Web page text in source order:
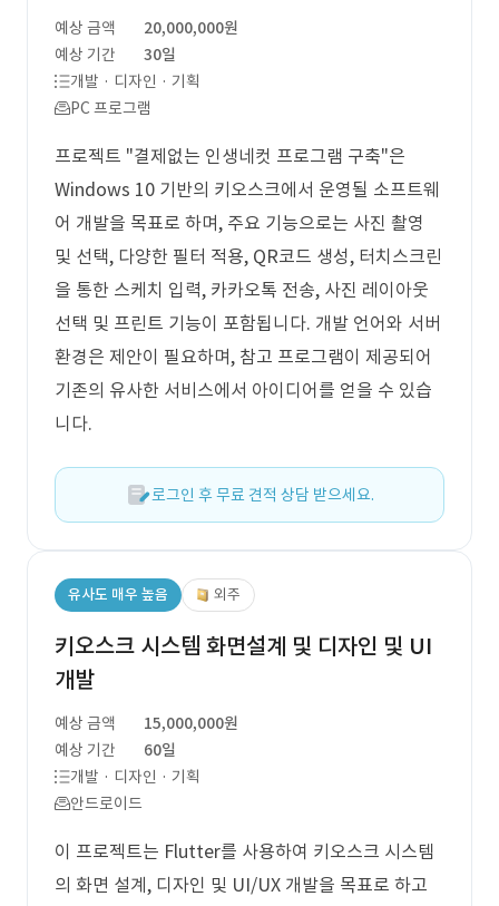
예상 금액
20,000,000원
예상 기간
30일
개발 · 디자인 · 기획
PC 프로그램
프로젝트 "결제없는 인생네컷 프로그램 구축"은
Windows 10 기반의 키오스크에서 운영될 소프트웨
어 개발을 목표로 하며, 주요 기능으로는 사진 촬영
및 선택, 다양한 필터 적용, QR코드 생성, 터치스크린
을 통한 스케치 입력, 카카오톡 전송, 사진 레이아웃
선택 및 프린트 기능이 포함됩니다. 개발 언어와 서버
환경은 제안이 필요하며, 참고 프로그램이 제공되어
기존의 유사한 서비스에서 아이디어를 얻을 수 있습
니다.
로그인 후 무료 견적 상담 받으세요.
유사도 매우 높음 외주
키오스크 시스템 화면설계 및 디자인 및 UI
개발
예상 금액
15,000,000원
예상 기간
60일
개발 · 디자인 · 기획
안드로이드
이 프로젝트는 Flutter를 사용하여 키오스크 시스템
의 화면 설계, 디자인 및 UI/UX 개발을 목표로 하고